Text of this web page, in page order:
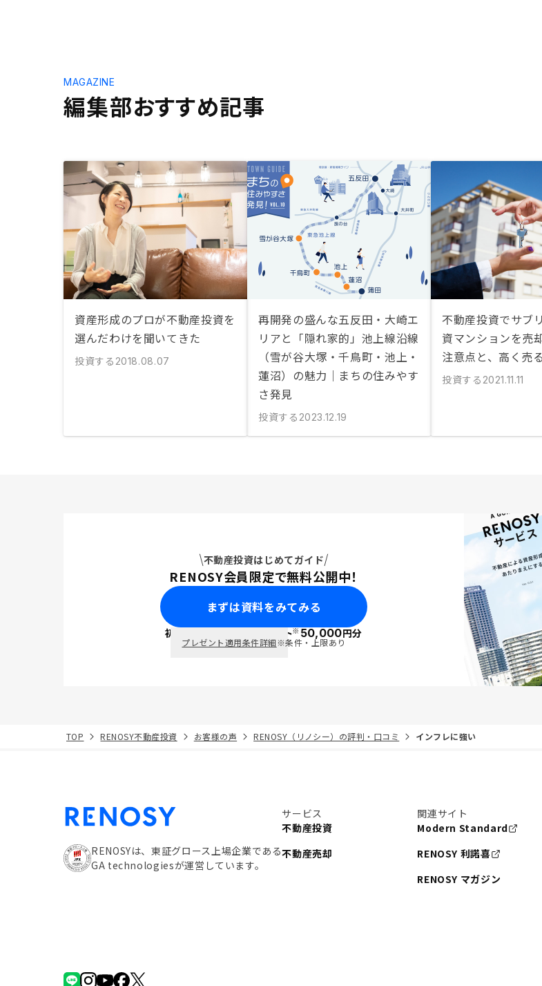
編集部おすすめ記事
MAGAZINE
資産形成のプロが不動産投資を
選んだわけを聞いてきた
投資する 2018.08.07
再開発の盛んな五反田・大崎エ
リアと「隠れ家的」池上線沿線
（雪が谷大塚・千鳥町・池上・
蓮沼）の魅力｜まちの住みやす
さ発見
投資する 2023.12.19
不動産投資でサブ
資マンションを売
注意点と、高く売
投資する 2021.11.11
不動産投資はじめてガイド
RENOSY会員限定で無料公開中！
まずは資料をみてみる
初回面談で ポイント※50,000円分
プレゼント適用条件詳細※条件・上限あり
TOP RENOSY不動産投資 お客様の声 RENOSY（リノシー）の評判・口コミ インフレに強い
RENOSYは、東証グロース上場企業である
GA technologiesが運営しています。
サービス
不動産投資
不動産売却
関連サイト
Modern Standard
RENOSY 利諾喜
RENOSY マガジン